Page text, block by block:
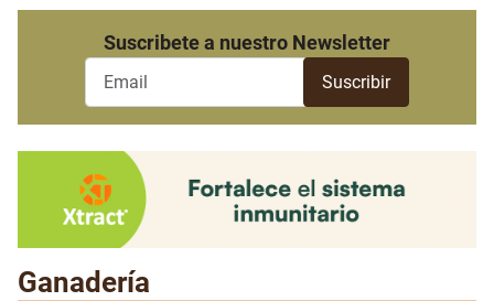
Suscribete a nuestro Newsletter
Ganadería